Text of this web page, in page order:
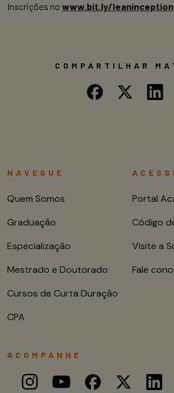
Inscrições no www.bit.ly/leaninception
COMPARTILHAR
NAVEGUE
Quem Somos
Graduação
Especialização
Mestrado e Doutorado
Cursos de Curta Duração
CPA
Portal
Código
Visite a
Fale
ACOMPANHE